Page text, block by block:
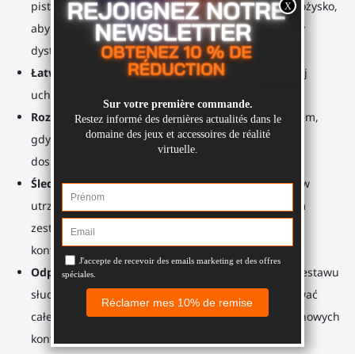
pistoletów maszynowych i SMG. Dodaj odłączalny łożysko,
aby przypiąć je do ramienia dla strzałów na dłuższy
dystans.
Łatwy do nauki, łatwy do opanowania
: Chwyć swój
uchwyt na broń i szybko znajdź idealną kalibrację.
Rozwijaj swoją pamięć mięśniową: Za każdym razem,
gdy grasz, zauważ, jak łatwiej jest szybko wykonać
doskonały strzał lub przeładowanie.
Śledzenie doskonałe: Dolne mocowania kontrolerów
utrzymują krystalicznie czysty sygnał między Twoim
zestawem słuchawkowym Valve Index a jego
kontrolerami.
Odporny na przyszłość
: Planujesz zakup nowego zestawu
słuchawkowego VR w przyszłości? Nie trzeba kupować
całego akcesorium ponownie. Kup mocowania dla nowych
kontrolerów.